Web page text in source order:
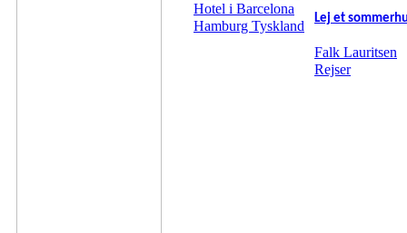
Hotel i Barcelona
Hamburg Tyskland
Lej et
Falk Lauritsen
Rejser